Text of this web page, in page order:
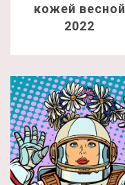
кожей весной
2022